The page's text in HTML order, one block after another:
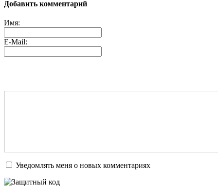
Добавить комментарий
Имя:
E-Mail:
Уведомлять меня о новых комментариях